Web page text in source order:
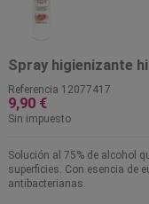
Spray higienizante
Referencia 12077417
9,90 €
Sin impuesto
Solución al 75% de alcohol
superficies. Con esencia de
antibacterianas.